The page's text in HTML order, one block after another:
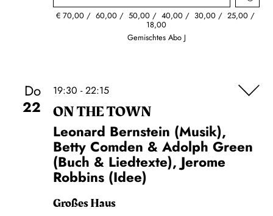
€ 70,00 60,00 50,00 40,00 30,00 25,00
18,00
Gemischtes Abo J
Do
22
19:30 - 22:15
ON THE TOWN
Leonard Bernstein (Musik),
Betty Comden & Adolph Green
(Buch & Liedtexte), Jerome
Robbins (Idee)
Großes Haus